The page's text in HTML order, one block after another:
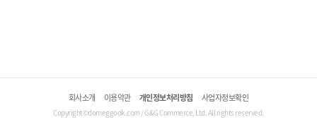
회사소개 이용약관 개인정보처리방침 사업자정보확인
Copyright©domeggook.com / G&G Commerce, Ltd. All rights reserved.